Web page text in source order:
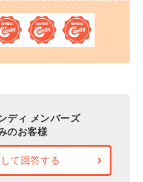
ディ メンバーズ
のお客様
て回答する